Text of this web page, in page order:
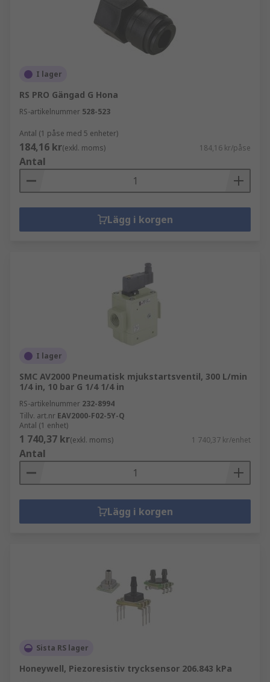
I lager
RS PRO Gängad G Hona
RS-artikelnummer 528-523
Antal (1 påse med 5 enheter)
184,16 kr(exkl. moms) 184,16 kr/påse
Antal
Lägg i korgen
I lager
SMC AV2000 Pneumatisk mjukstartsventil, 300 L/min
1/4 in, 10 bar G 1/4 1/4 in
RS-artikelnummer 232-8994
Tillv. art.nr EAV2000-F02-5Y-Q
Antal (1 enhet)
1 740,37 kr(exkl. moms) 1 740,37 kr/enhet
Antal
Lägg i korgen
Sista RS lager
Honeywell, Piezoresistiv trycksensor 206.843 kPa